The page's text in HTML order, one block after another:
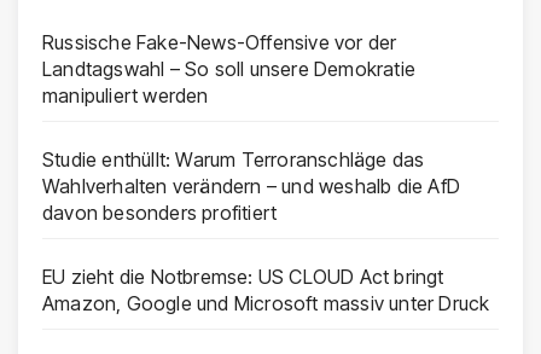
Russische Fake-News-Offensive vor der
Landtagswahl – So soll unsere Demokratie
manipuliert werden
Studie enthüllt: Warum Terroranschläge das
Wahlverhalten verändern – und weshalb die AfD
davon besonders profitiert
EU zieht die Notbremse: US CLOUD Act bringt
Amazon, Google und Microsoft massiv unter Druck